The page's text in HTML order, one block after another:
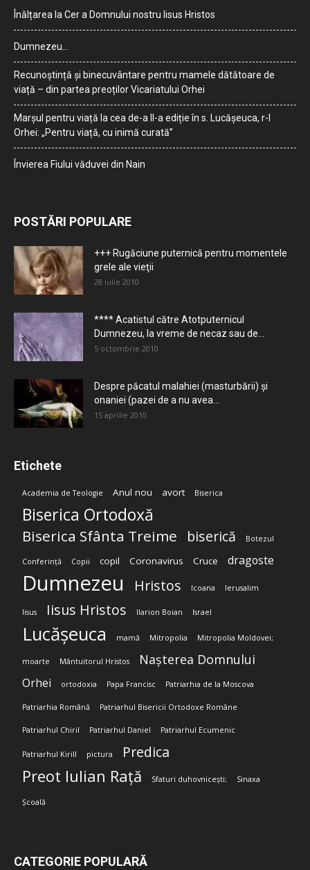
Înălțarea la Cer a Domnului nostru Iisus Hristos
Dumnezeu…
Recunoștință și binecuvântare pentru mamele dătătoare de
viață – din partea preoților Vicariatului Orhei
Marșul pentru viață la cea de-a II-a ediție în s. Lucășeuca, r-l
Orhei: „Pentru viață, cu inimă curată”
Învierea Fiului văduvei din Nain
POSTĂRI POPULARE
+++ Rugăciune puternică pentru momentele
grele ale vieţii
28 iulie 2010
**** Acatistul către Atotputernicul
Dumnezeu, la vreme de necaz sau de...
5 octombrie 2010
Despre păcatul malahiei (masturbării) şi
onaniei (pazei de a nu avea...
15 aprilie 2010
Etichete
Academia de Teologie Anul nou avort Biserica
Biserica Ortodoxă
Biserica Sfânta Treime biserică Botezul
Conferință Copii copil Coronavirus Cruce dragoste
Dumnezeu Hristos Icoana Ierusalim
Iisus Iisus Hristos Ilarion Boian Israel
Lucășeuca mamă Mitropolia Mitropolia Moldovei;
moarte Mântuitorul Hristos Nașterea Domnului
Orhei ortodoxia Papa Francisc Patriarhia de la Moscova
Patriarhia Română Patriarhul Bisericii Ortodoxe Române
Patriarhul Chiril Patriarhul Daniel Patriarhul Ecumenic
Patriarhul Kirill pictura Predica
Preot Iulian Rață Sfaturi duhovnicești; Sinaxa
Școală
CATEGORIE POPULARĂ